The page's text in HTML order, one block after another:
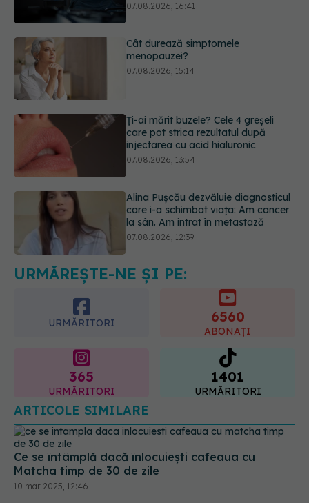
07.08.2026, 15:14
Ți-ai mărit buzele? Cele 4 greșeli
care pot strica rezultatul după
Alina Pușcău dezvăluie diagnosticul
care i-a schimbat viața: Am cancer
la sân. Am intrat în metastază
Dieta care poate crește brusc
colesterolul. Cine este mai expus
07.08.2026, 17:22
URMĂREȘTE-NE ȘI PE:
URMĂRITORI 6560
ABONAȚI
365
URMĂRITORI
1401
URMĂRITORI
ARTICOLE SIMILARE
Ce se întâmplă dacă înlocuiești cafeaua cu
Matcha timp de 30 de zile
10 mar 2025, 12:46